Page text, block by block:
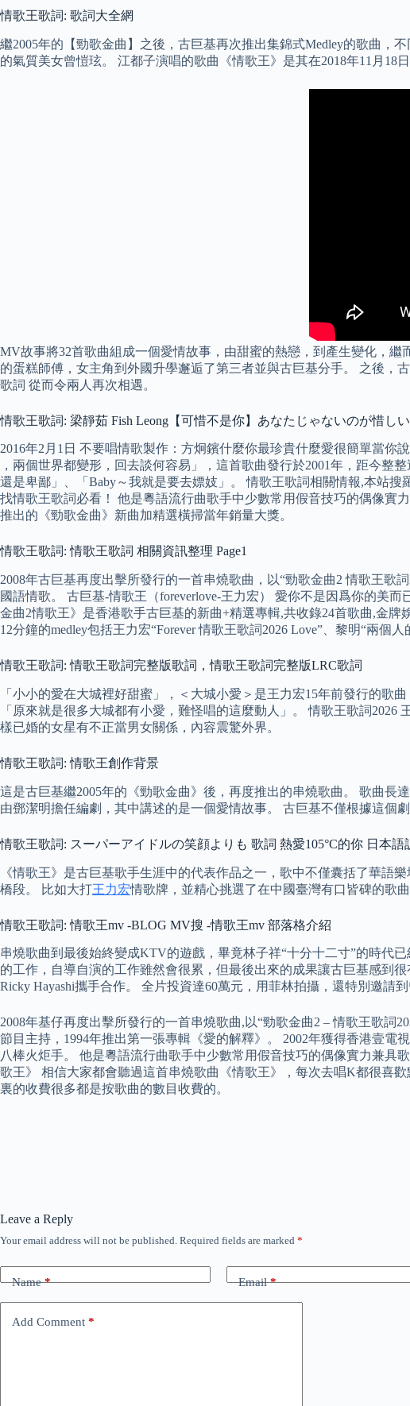
情歌王歌詞: 歌詞大全網
繼2005年的【勁歌金曲】之後，古巨基再次推出集錦式Medley的歌曲，
的氣質美女曾愷玹。 江都子演唱的歌曲《情歌王》是其在2018年11月
MV故事將32首歌曲組成一個愛情故事，由甜蜜的熱戀，到產生變化，
的蛋糕師傅，女主角到外國升學邂逅了第三者並與古巨基分手。 之後，
歌詞 從而令兩人再次相遇。
情歌王歌詞: 梁靜茹 Fish Leong【可惜不是你】あなたじゃないのが惜し
2016年2月1日 不要唱情歌製作：方炯鑌什麼你最珍貴什麼愛很簡單當
，兩個世界都變形，回去談何容易」，這首歌曲發行於2001年，距今整
還是卑鄙」、「Baby～我就是要去嫖妓」。 情歌王歌詞相關情報,本站
找情歌王歌詞必看！ 他是粵語流行曲歌手中少數常用假音技巧的偶像實
推出的《勁歌金曲》新曲加精選橫掃當年銷量大獎。
情歌王歌詞: 情歌王歌詞 相關資訊整理 Page1
2008年古巨基再度出擊所發行的一首串燒歌曲，以“勁歌金曲2 情歌王歌
國語情歌。 古巨基-情歌王（foreverlove-王力宏） 愛你不是因爲你的美
金曲2情歌王》是香港歌手古巨基的新曲+精選專輯,共收錄24首歌曲,金牌
12分鐘的medley包括王力宏“Forever 情歌王歌詞2026 Love”、黎明“兩個
情歌王歌詞: 情歌王歌詞完整版歌詞，情歌王歌詞完整版LRC歌詞
「小小的愛在大城裡好甜蜜」，＜大城小愛＞是王力宏15年前發行的歌
「原來就是很多大城都有小愛，難怪唱的這麼動人」。 情歌王歌詞
樣已婚的女星有不正當男女關係，內容震驚外界。
情歌王歌詞: 情歌王創作背景
這是古巨基繼2005年的《勁歌金曲》後，再度推出的串燒歌曲。 歌曲
由鄧潔明擔任編劇，其中講述的是一個愛情故事。 古巨基不僅根據這個
情歌王歌詞: スーパーアイドルの笑顔よりも 歌詞 熱愛105°C的你 日本語
《情歌王》是古巨基歌手生涯中的代表作品之一，歌中不僅囊括了華語
橋段。 比如大打王力宏情歌牌，並精心挑選了在中國臺灣有口皆碑的歌
情歌王歌詞: 情歌王mv -BLOG MV搜 -情歌王mv 部落格介紹
串燒歌曲到最後始終變成KTV的遊戲，畢竟林子祥“十分十二寸”的時代
的工作，自導自演的工作雖然會很累，但最後出來的成果讓古巨基感到
Ricky Hayashi攜手合作。 全片投資達60萬元，用菲林拍攝，還特別邀請
2008年基仔再度出擊所發行的一首串燒歌曲,以“勁歌金曲2 – 情歌王歌
節目主持，1994年推出第一張專輯《愛的解釋》。 2002年獲得香港壹
八棒火炬手。 他是粵語流行曲歌手中少數常用假音技巧的偶像實力兼
歌王》 相信大家都會聽過這首串燒歌曲《情歌王》，每次去唱K都很喜
裏的收費很多都是按歌曲的數目收費的。
Leave a Reply
Your email address will not be published. Required fields are marked *
Name* Email*
Add Comment *